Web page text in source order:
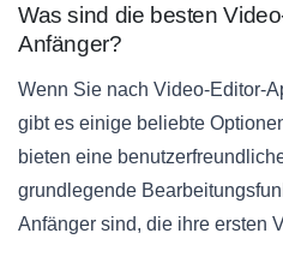
Was sind die besten
Anfänger?
Wenn Sie nach Video-Editor-
gibt es einige beliebte
bieten eine
grundlegende
Anfänger sind, die ihre ersten